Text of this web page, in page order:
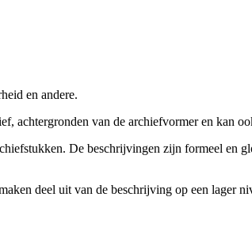
en andere.
achtergronden van de archiefvormer en kan
De beschrijvingen zijn formeel en
deel uit van de beschrijving op een lager